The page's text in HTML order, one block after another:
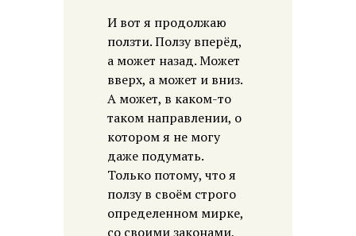
И вот я продолжаю
ползти. Ползу вперёд,
а может назад. Может
вверх, а может и вниз.
А может, в каком-то
таком направлении, о
котором я не могу
даже подумать.
Только потому, что я
ползу в своём строго
определенном мирке,
со своими законами,